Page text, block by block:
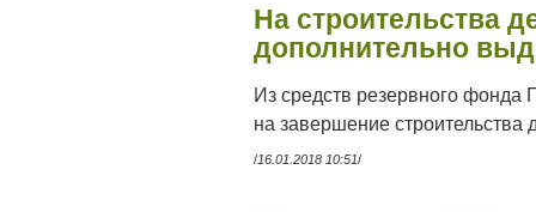
На строительства
дополнительно
Из средств резервного фонда
на завершение строительства
/16.01.2018 10:51/